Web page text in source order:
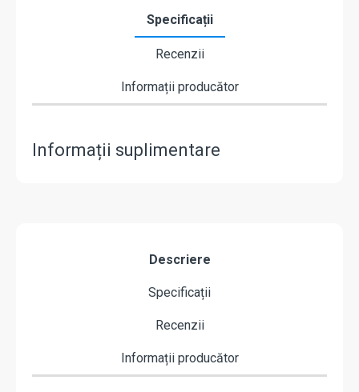
Specificații
Recenzii
Informații producător
Informații suplimentare
Descriere
Specificații
Recenzii
Informații producător